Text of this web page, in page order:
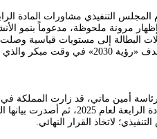
المجلس التنفيذي مشاورات المادة
مرونة ملحوظة، مدعوماً بنمو
لاتخاذ القرار النهائي.